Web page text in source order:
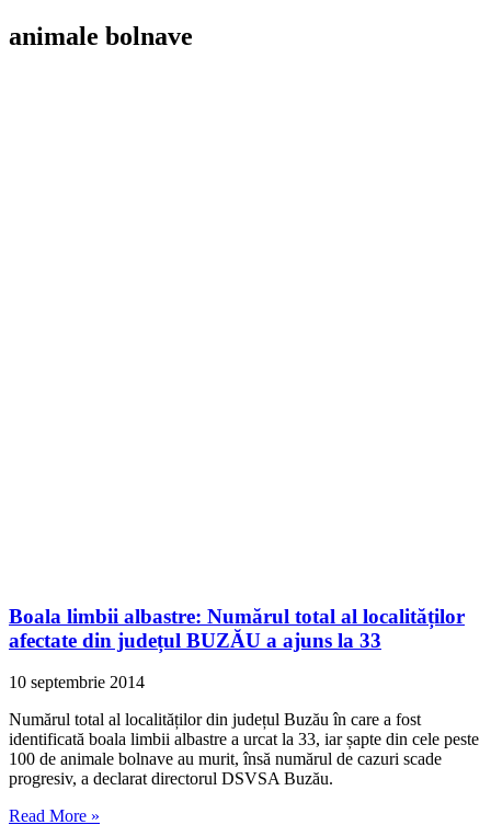
animale bolnave
Boala limbii albastre: Numărul total al localităților
afectate din județul BUZĂU a ajuns la 33
10 septembrie 2014
Numărul total al localităților din județul Buzău în care a fost
identificată boala limbii albastre a urcat la 33, iar șapte din cele peste
100 de animale bolnave au murit, însă numărul de cazuri scade
progresiv, a declarat directorul DSVSA Buzău.
Read More »